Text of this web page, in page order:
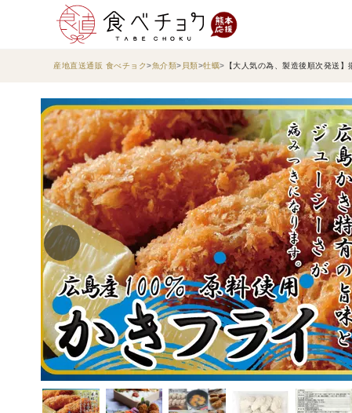
産地直送通販 食べチョク 魚介類 貝類 牡蠣 【大人気の為、製造後順次発送